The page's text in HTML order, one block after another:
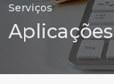
Serviços